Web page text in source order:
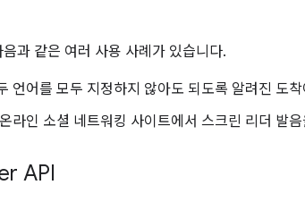
과 같은 여러 사용 사례가 있습니다.
언어를 모두 지정하지 않아도 되도록 알려진 도
라인 소셜 네트워킹 사이트에서 스크린 리더 발
API